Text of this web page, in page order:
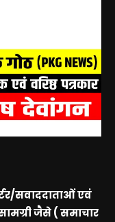
सवाददाताओं एवं
सामग्री जैसे ( समाचार